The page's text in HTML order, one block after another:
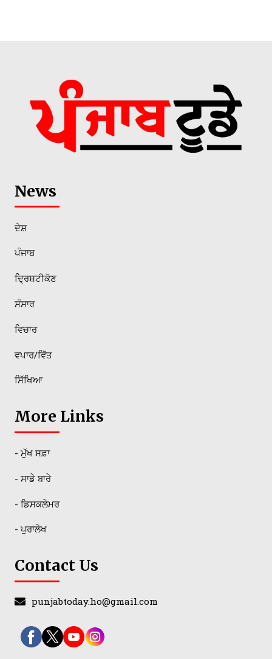
News
ਦੇਸ਼
ਪੰਜਾਬ
ਦ੍ਰਿਸ਼ਟੀਕੋਣ
ਸੰਸਾਰ
ਵਿਚਾਰ
ਵਪਾਰ/ਵਿੱਤ
ਸਿੱਖਿਆ
More Links
- ਮੁੱਖ ਸਫ਼ਾ
- ਸਾਡੇ ਬਾਰੇ
- ਡਿਸਕਲੇਮਰ
- ਪੁਰਾਲੇਖ
Contact Us
punjabtoday.ho@gmail.com